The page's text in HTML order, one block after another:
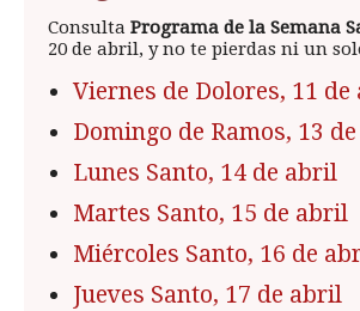
Consulta Programa de la Semana
20 de abril, y no te pierdas ni un
Viernes de Dolores, 11
Domingo de Ramos, 13
Lunes Santo, 14 de abril
Martes Santo, 15 de abril
Miércoles Santo, 16 de
Jueves Santo, 17 de abril